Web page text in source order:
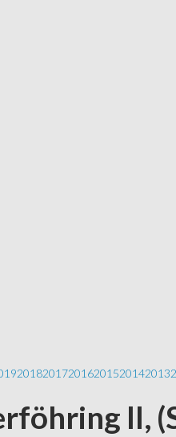
201820172016201520142013
II,